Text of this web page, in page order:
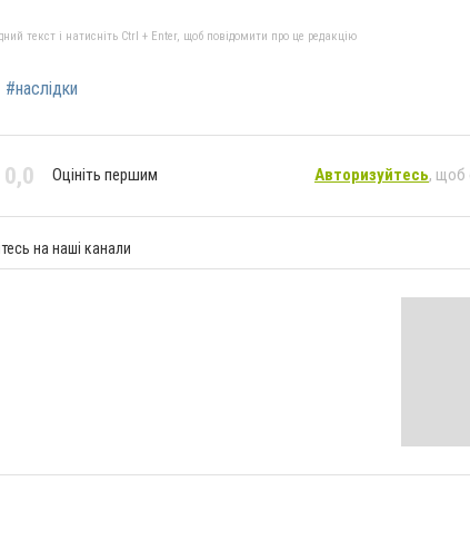
текст і натисніть Ctrl + Enter, щоб повідомити про це редакцію
#наслідки
0,0 Оцініть першим Авторизуйтесь, щоб
на наші канали